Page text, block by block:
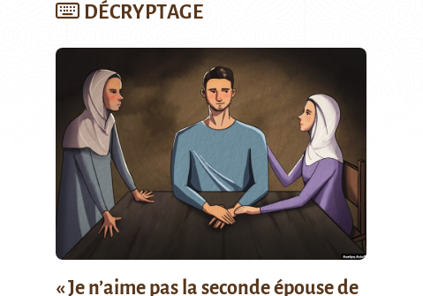
DÉCRYPTAGE
« Je n’aime pas la seconde épouse de